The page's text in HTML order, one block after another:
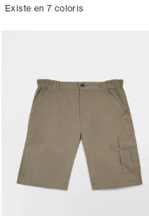
Existe en 7 coloris